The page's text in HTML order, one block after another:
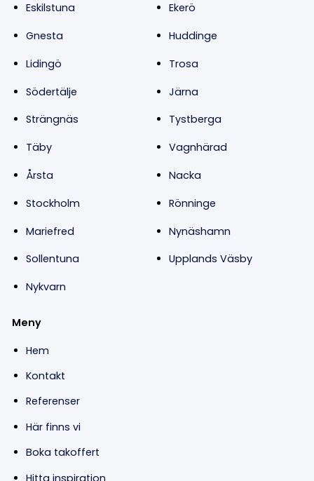
Eskilstuna
Ekerö
Gnesta
Huddinge
Lidingö
Trosa
Södertälje
Järna
Strängnäs
Tystberga
Täby
Vagnhärad
Årsta
Nacka
Stockholm
Rönninge
Mariefred
Nynäshamn
Sollentuna
Upplands Väsby
Nykvarn
Meny
Hem
Kontakt
Referenser
Här finns vi
Boka takoffert
Hitta inspiration